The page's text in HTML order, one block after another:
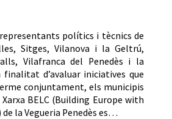
polítics i tècnics de
Sitges, Vilanova i la Geltrú,
Vilafranca del Penedès i la
d’avaluar iniciatives que
conjuntament, els municipis
BELC (Building Europe with
la Vegueria Penedès es…